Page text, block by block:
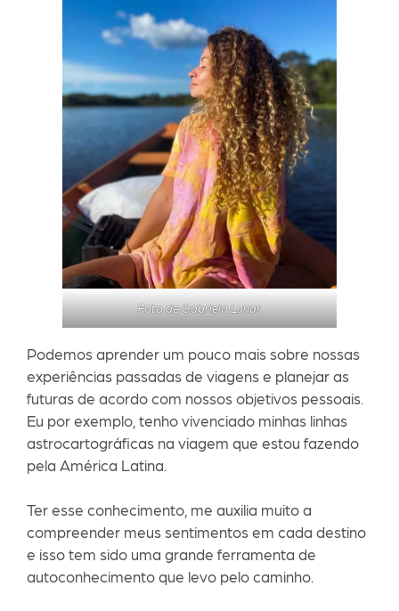
Foto de Gabriela Lunar
Podemos aprender um pouco mais sobre nossas
experiências passadas de viagens e planejar as
futuras de acordo com nossos objetivos pessoais.
Eu por exemplo, tenho vivenciado minhas linhas
astrocartográficas na viagem que estou fazendo
pela América Latina.
Ter esse conhecimento, me auxilia muito a
compreender meus sentimentos em cada destino
e isso tem sido uma grande ferramenta de
autoconhecimento que levo pelo caminho.